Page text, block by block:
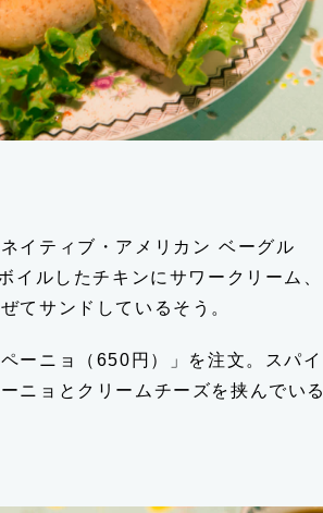
イティブ・アメリカン ベーグル
イルしたチキンにサワークリーム、
てサンドしているそう。
ーニョ（650円）」を注文。スパイ
ニョとクリームチーズを挟んでいる
とは？
針